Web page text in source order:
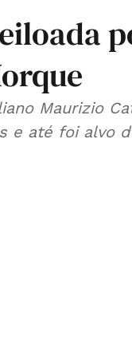
Maurizio
e até foi alvo